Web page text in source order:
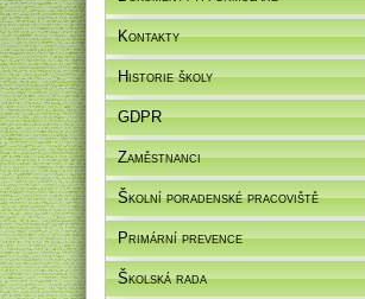
Kontakty
Historie školy
GDPR
Zaměstnanci
Školní poradenské pracoviště
Primární prevence
Školská rada